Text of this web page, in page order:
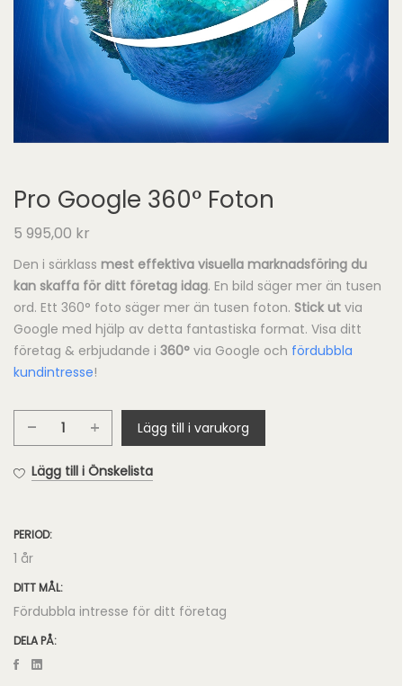
Pro Google 360° Foton
5 995,00 kr
Den i särklass mest effektiva visuella marknadsföring du
kan skaffa för ditt företag idag. En bild säger mer än tusen
ord. Ett 360° foto säger mer än tusen foton. Stick ut via
Google med hjälp av detta fantastiska format. Visa ditt
företag & erbjudande i 360° via Google och fördubbla
kundintresse!
Pro
360°
Lägg till i varukorg
Lägg till i Önskelista
PERIOD:
1 år
DITT MÅL:
Fördubbla intresse för ditt företag
DELA PÅ: